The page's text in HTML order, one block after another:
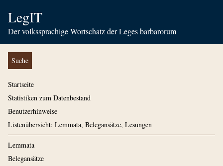
LegIT
Der volkssprachige Wortschatz der Leges barbarorum
Suche
Startseite
Statistiken zum Datenbestand
Benutzerhinweise
Listenübersicht: Lemmata, Belegansätze, Lesungen
Lemmata
Belegansätze